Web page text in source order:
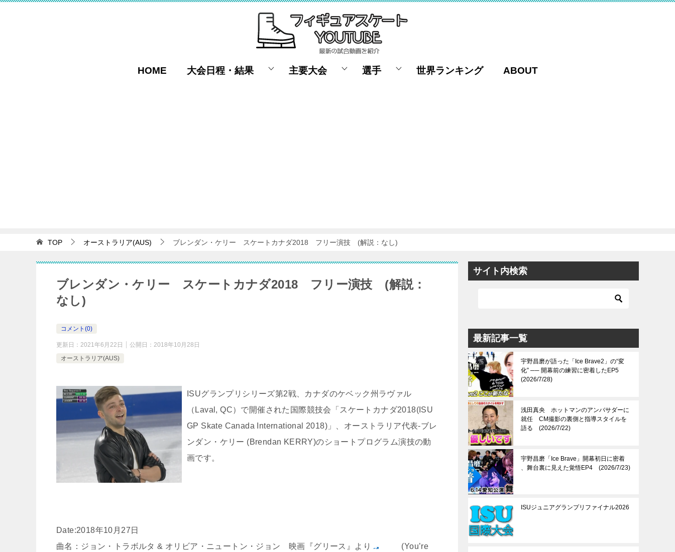
HOME 大会日程・結果 主要大会 選手 世界ランキング ABOUT
TOP オーストラリア(AUS) ブレンダン・ケリー スケートカナダ2018 フリー演技 (解説：なし)
ブレンダン・ケリー スケートカナダ2018 フリー演技 (解説：
なし)
コメント(0)
更新日： 2021年6月22日 公開日： 2018年10月28日
オーストラリア(AUS)
ISUグランプリシリーズ第2戦、カナダのケベック州ラヴァル
（Laval, QC）で開催された国際競技会「スケートカナダ2018(ISU
GP Skate Canada International 2018)」、オーストラリア代表-ブレ
ンダン・ケリー (Brendan KERRY)のショートプログラム演技の動
画です。
Date:2018年10月27日
曲名：ジョン・トラボルタ & オリビア・ニュートン・ジョン 映画『グリース』より
(You’re
サイト内検索
最新記事一覧
宇野昌磨が語った「Ice Brave2」の“変
化” ── 開幕前の練習に密着したEP5
(2026/7/28)
浅田真央 ホットマンのアンバサダーに
就任 CM撮影の裏側と指導スタイルを
語る (2026/7/22)
宇野昌磨「Ice Brave」開幕初日に密着
、舞台裏に見えた覚悟EP4 (2026/7/23)
ISUジュニアグランプリファイナル2026